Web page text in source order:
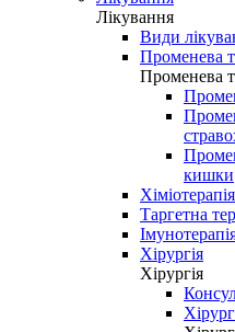
Лікування
Види
Променева
Променева
кишки
Хіміотерапія
Таргетна
Хірургія
Хірургія